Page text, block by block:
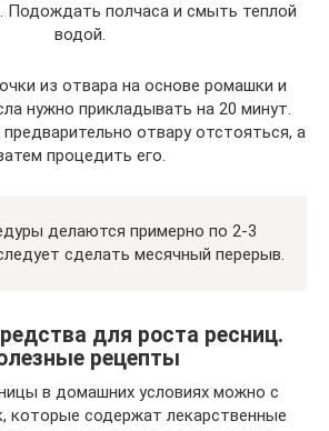
Подождать полчаса и смыть теплой
водой.
из отвара на основе ромашки и
нужно прикладывать на 20 минут.
отвару отстояться, а
процедить его.
делаются примерно по 2-3
сделать месячный перерыв.
для роста ресниц.
рецепты
в домашних условиях можно с
содержат лекарственные